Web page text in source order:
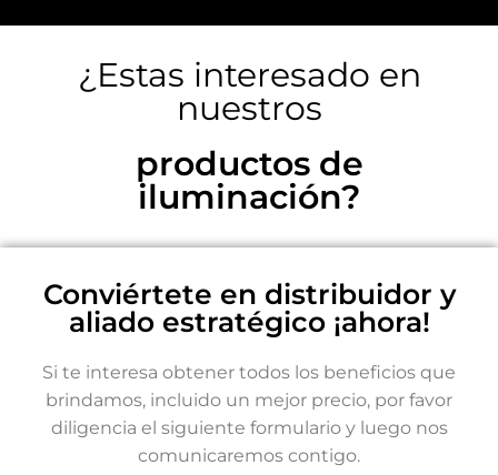
¿Estas interesado en
nuestros
productos de
iluminación?
Conviértete en distribuidor y
aliado estratégico ¡ahora!
Si te interesa obtener todos los beneficios que
brindamos, incluido un mejor precio, por favor
diligencia el siguiente formulario y luego nos
comunicaremos contigo.